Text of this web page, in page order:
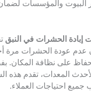
البيوت والمؤسسات
إبادة الحشرات في النبق
عدم عودة الحشرات مرة
على نظافة المكان.
المعدات، تقدم هذه
جميع احتياجات العملاء.